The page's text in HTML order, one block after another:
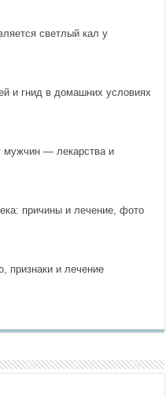
светлый кал у
и гнид в домашних условиях
мужчин — лекарства и
причины и лечение, фото
признаки и лечение